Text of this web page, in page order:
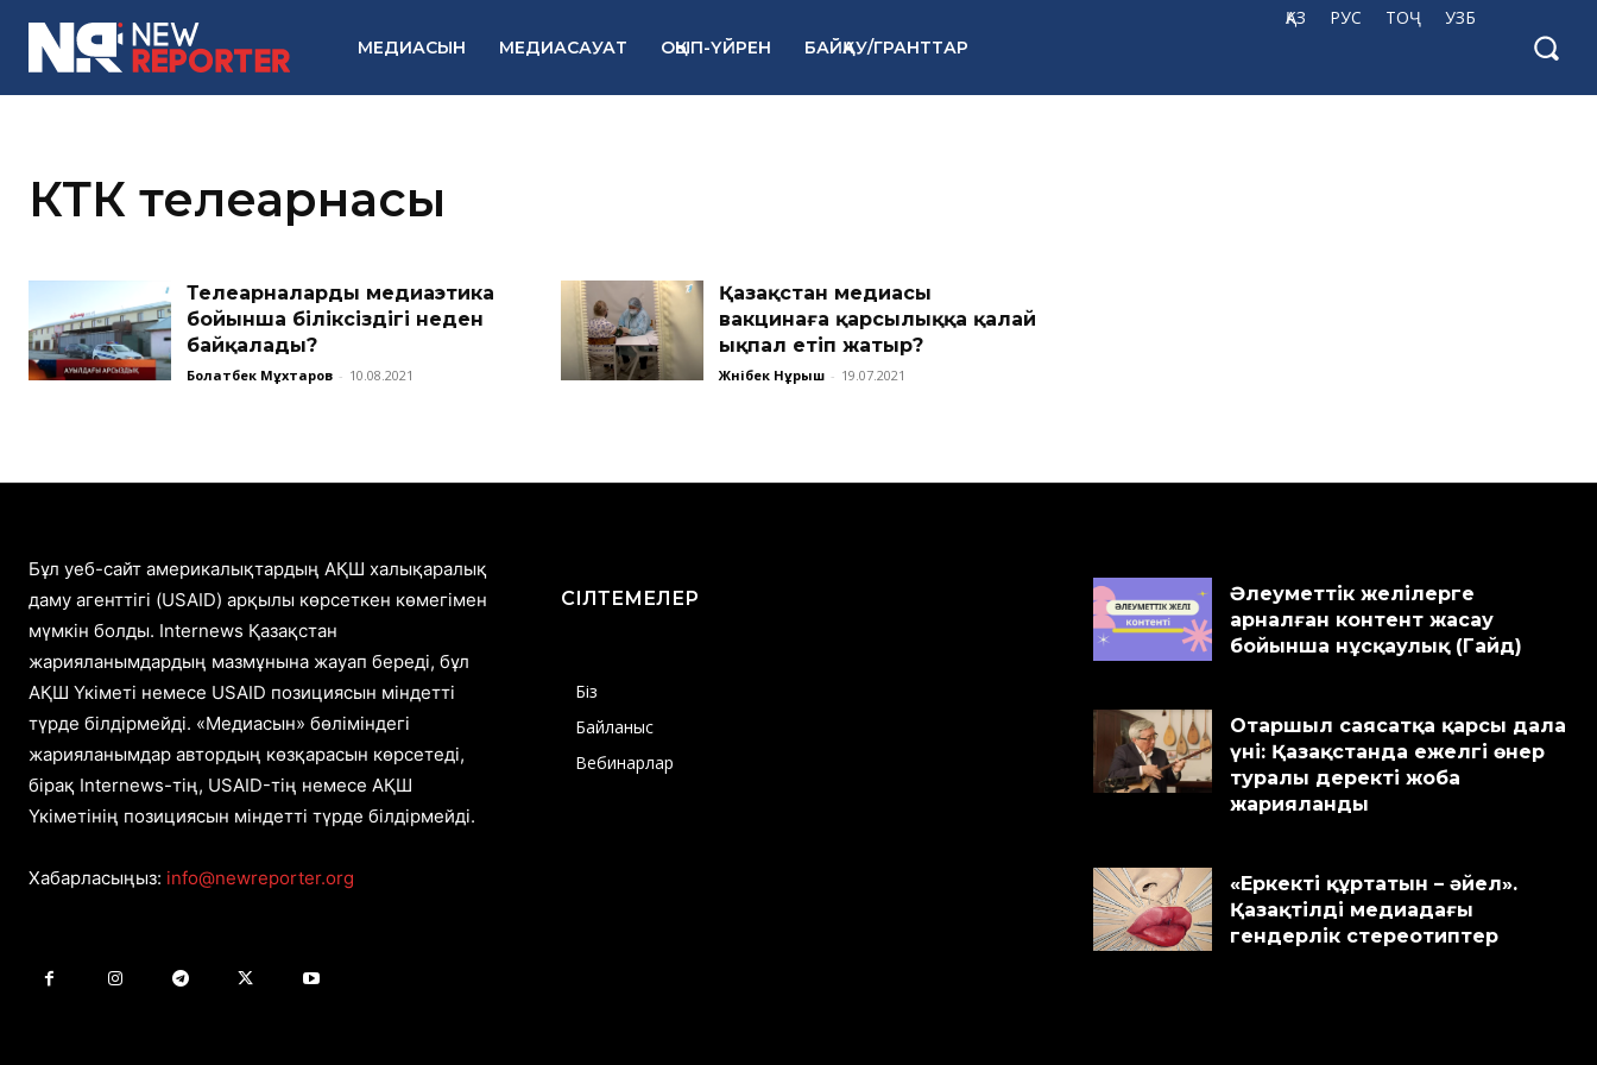
ҚАЗ РУС ТОҶ УЗБ
МЕДИАСЫН МЕДИАСАУАТ ОҚЫП-ҮЙРЕН БАЙҚАУ/ГРАНТТАР
КТК телеарнасы
Телеарналардың медиаэтика
бойынша біліксіздігі неден
байқалады?
Болатбек Мұхтаров - 10.08.2021
Қазақстан медиасы
вакцинаға қарсылыққа қалай
ықпал етіп жатыр?
Жәнібек Нұрыш - 19.07.2021
Бұл уеб-сайт америкалықтардың АҚШ халықаралық
даму агенттігі (USAID) арқылы көрсеткен көмегімен
мүмкін болды. Internews Қазақстан
жарияланымдардың мазмұнына жауап береді, бұл
АҚШ Үкіметі немесе USAID позициясын міндетті
түрде білдірмейді. «Медиасын» бөліміндегі
жарияланымдар автордың көзқарасын көрсетеді,
бірақ Internews-тің, USAID-тің немесе АҚШ
Үкіметінің позициясын міндетті түрде білдірмейді.
Хабарласыңыз: info@newreporter.org
СІЛТЕМЕЛЕР
Біз
Байланыс
Вебинарлар
Әлеуметтік желілерге
арналған контент жасау
бойынша нұсқаулық (Гайд)
Отаршыл саясатқа қарсы дала
үні: Қазақстанда ежелгі өнер
туралы деректі жоба
жарияланды
«Еркекті құртатын – әйел».
Қазақтілді медиадағы
гендерлік стереотиптер